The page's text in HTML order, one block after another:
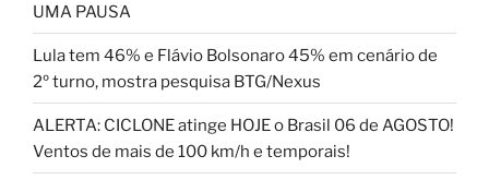
UMA PAUSA
Lula tem 46% e Flávio Bolsonaro 45% em cenário de
2º turno, mostra pesquisa BTG/Nexus
ALERTA: CICLONE atinge HOJE o Brasil 06 de AGOSTO!
Ventos de mais de 100 km/h e temporais!